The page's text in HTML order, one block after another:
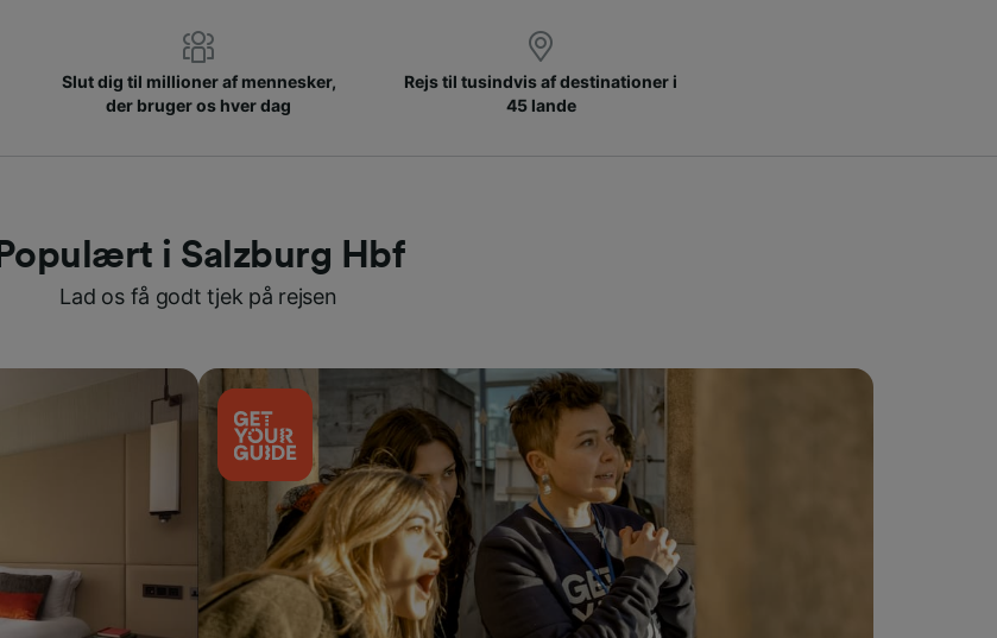
Slut dig til millioner af mennesker,
der bruger os hver dag
Rejs til tusindvis af destinationer i
45 lande
Populært i Salzburg Hbf
Lad os få godt tjek på rejsen